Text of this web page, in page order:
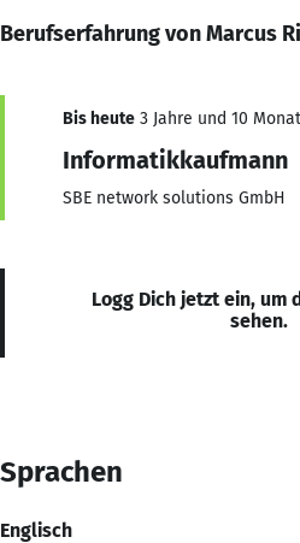
Berufserfahrung von Marcus
Bis heute 3 Jahre und 10
Informatikkaufmann
SBE network solutions GmbH
Logg Dich jetzt ein, um
sehen.
Sprachen
Englisch